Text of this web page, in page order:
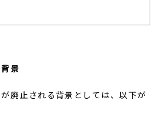
景
廃止される背景としては、以下が